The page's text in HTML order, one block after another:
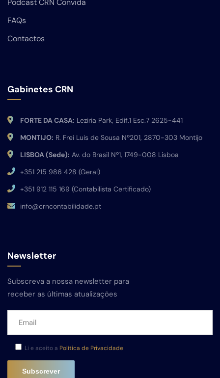
Podcast CRN Convida
FAQs
Contactos
Gabinetes CRN
FORTE DA CASA: Leziria Park, Edif.1 Esc.7 2625-441
MONTIJO: R. Frei Luis de Sousa Nº201, 2870-303 Montijo
LISBOA (Sede): Av. do Brasil Nº1, 1749-008 Lisboa
+351 215 986 428 (Geral)
+351 912 115 169 (Contabilista Certificado)
info@crncontabilidade.pt
Newsletter
Subscreva a nossa newsletter para
receber as últimas atualizações
Li e aceito a Política de Privacidade